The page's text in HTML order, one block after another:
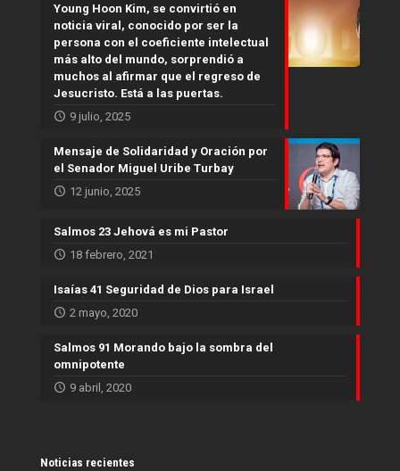
Young Hoon Kim, se convirtió en
noticia viral, conocido por ser la
persona con el coeficiente intelectual
más alto del mundo, sorprendió a
muchos al afirmar que el regreso de
Jesucristo. Está a las puertas.
9 julio, 2025
Mensaje de Solidaridad y Oración por
el Senador Miguel Uribe Turbay
12 junio, 2025
Salmos 23 Jehová es mi Pastor
18 febrero, 2021
Isaías 41 Seguridad de Dios para Israel
2 mayo, 2020
Salmos 91 Morando bajo la sombra del
omnipotente
9 abril, 2020
Noticias recientes